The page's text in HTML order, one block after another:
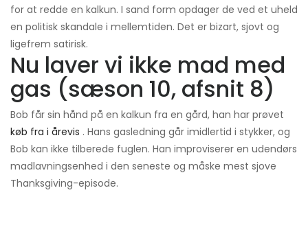
for at redde en kalkun. I sand form opdager de ved et uheld
en politisk skandale i mellemtiden. Det er bizart, sjovt og
ligefrem satirisk.
Nu laver vi ikke mad med
gas (sæson 10, afsnit 8)
Bob får sin hånd på en kalkun fra en gård, han har prøvet
køb fra i årevis . Hans gasledning går imidlertid i stykker, og
Bob kan ikke tilberede fuglen. Han improviserer en udendørs
madlavningsenhed i den seneste og måske mest sjove
Thanksgiving-episode.